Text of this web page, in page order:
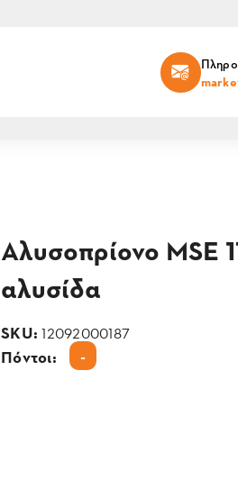
Αλυσοπρίονο MSE
αλυσίδα
SKU:12092000187
Πόντοι: -